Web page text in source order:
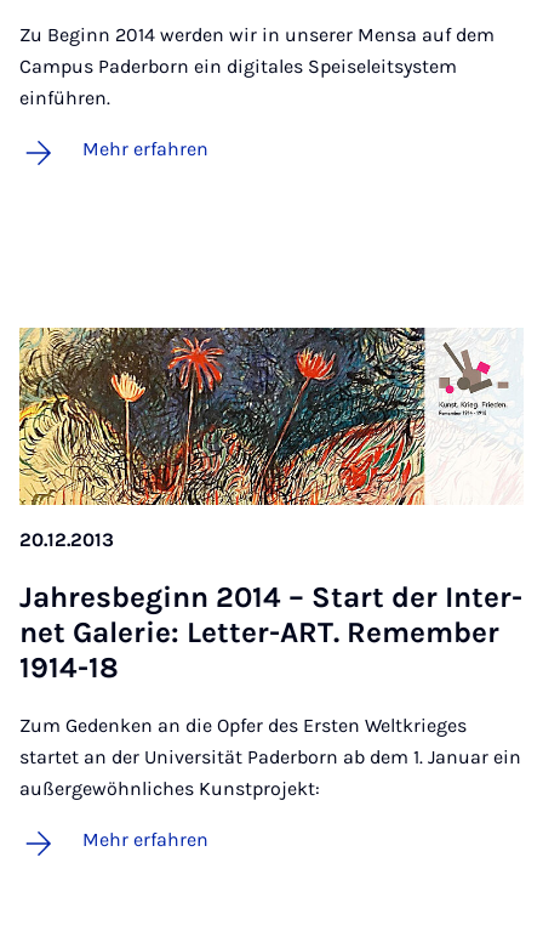
Zu Beginn 2014 werden wir in unserer Mensa auf dem
Campus Paderborn ein digitales Speiseleitsystem
einführen.
Mehr erfahren
20.12.2013
Jah­res­be­ginn 2014 – Start der In­ter­
net Ga­le­rie: Let­ter-ART. Re­mem­ber
1914-18
Zum Gedenken an die Opfer des Ersten Weltkrieges
startet an der Universität Paderborn ab dem 1. Januar ein
außergewöhnliches Kunstprojekt:
Mehr erfahren